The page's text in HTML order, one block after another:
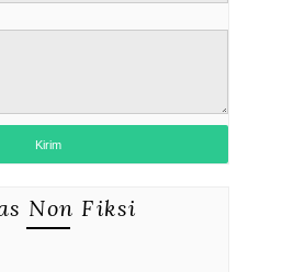
Non Fiksi